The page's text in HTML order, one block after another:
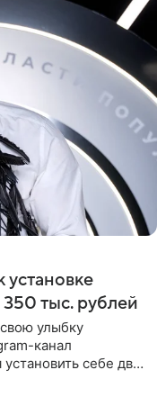
тыс. рублей
улыбку
канал
себе два